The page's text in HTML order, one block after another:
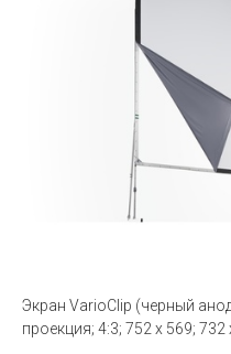
Экран VarioClip (черный
проекция; 4:3; 752 x 569; 732